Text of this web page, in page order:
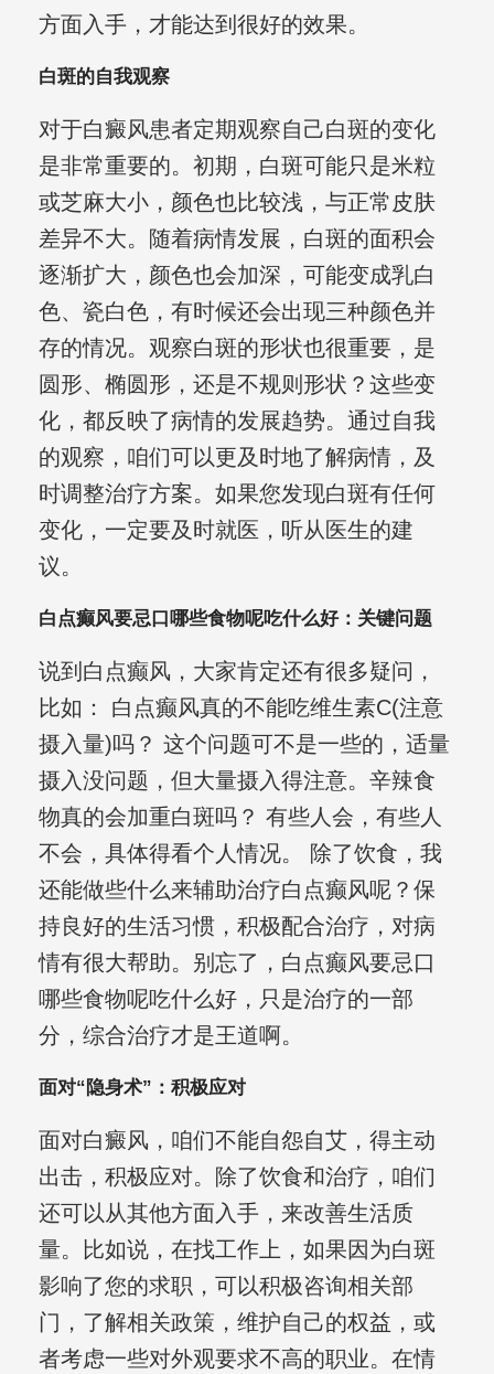
方面入手，才能达到很好的效果。
白斑的自我观察
对于白癜风患者定期观察自己白斑的变化
是非常重要的。初期，白斑可能只是米粒
或芝麻大小，颜色也比较浅，与正常皮肤
差异不大。随着病情发展，白斑的面积会
逐渐扩大，颜色也会加深，可能变成乳白
色、瓷白色，有时候还会出现三种颜色并
存的情况。观察白斑的形状也很重要，是
圆形、椭圆形，还是不规则形状？这些变
化，都反映了病情的发展趋势。通过自我
的观察，咱们可以更及时地了解病情，及
时调整治疗方案。如果您发现白斑有任何
变化，一定要及时就医，听从医生的建
议。
白点癫风要忌口哪些食物呢吃什么好：关键问题
说到白点癫风，大家肯定还有很多疑问，
比如： 白点癫风真的不能吃维生素C(注意
摄入量)吗？ 这个问题可不是一些的，适量
摄入没问题，但大量摄入得注意。辛辣食
物真的会加重白斑吗？ 有些人会，有些人
不会，具体得看个人情况。 除了饮食，我
还能做些什么来辅助治疗白点癫风呢？保
持良好的生活习惯，积极配合治疗，对病
情有很大帮助。别忘了，白点癫风要忌口
哪些食物呢吃什么好，只是治疗的一部
分，综合治疗才是王道啊。
面对“隐身术”：积极应对
面对白癜风，咱们不能自怨自艾，得主动
出击，积极应对。除了饮食和治疗，咱们
还可以从其他方面入手，来改善生活质
量。比如说，在找工作上，如果因为白斑
影响了您的求职，可以积极咨询相关部
门，了解相关政策，维护自己的权益，或
者考虑一些对外观要求不高的职业。在情